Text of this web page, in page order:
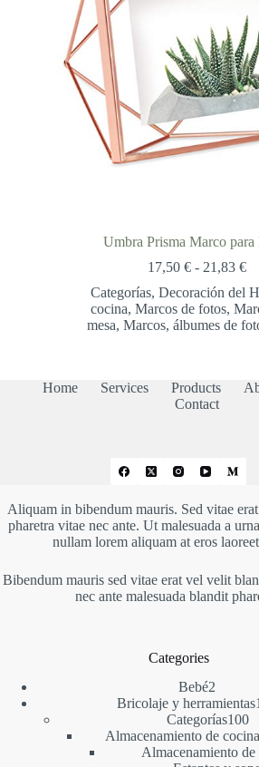
Umbra Prisma Marco para
17,50 € - 21,83 €
Categorías,Decoración del
cocina, Marcos de fotos,
mesa,Marcos, álbumes de
Home Services Products
Contact
Aliquam in bibendum mauris. Sed vitae
pharetra vitae nec ante. Ut malesuada a
nullam lorem aliquam at eros
Bibendum mauris sed vitae erat vel velit
nec ante malesuada blandit
Categories
Bebé22
Bricolaje y herramientas
Categorías100
Almacenamiento de
Almacenamiento de